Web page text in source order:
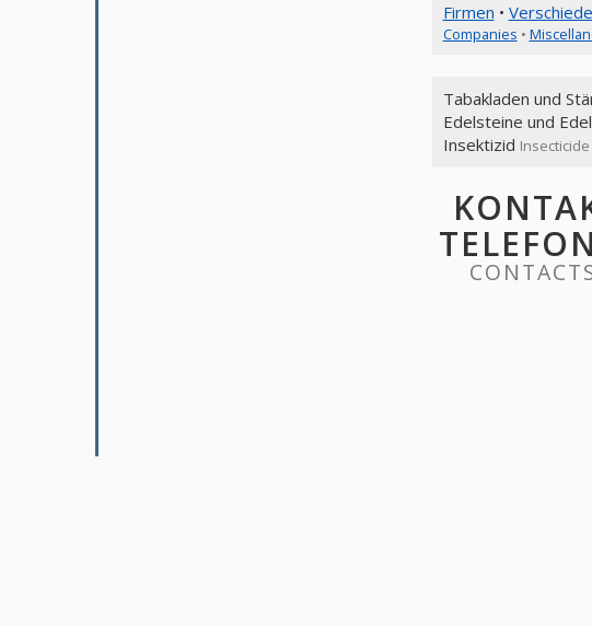
Firmen •
Companies •
Tabakladen und
Edelsteine ​​und
Insektizid Insecticide